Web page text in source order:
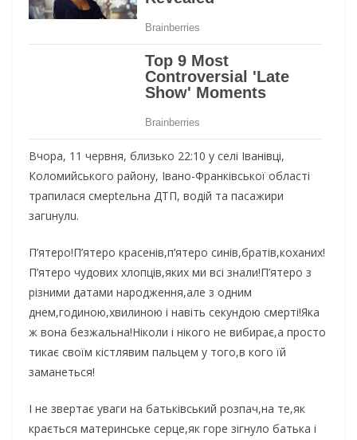
Вчора, 11 червня, близько 22:10 у селі Іванівці,
Коломийського району, Івано-Франківської області
трапилася смерtельна ДТП, водій та пасажири
загuнулu.
П’ятеро!П’ятеро красенів,п’ятеро синів,братів,коханих!
П’ятеро чудових хлопців,яких ми всі знали!П’ятеро з
різними датами народження,але з одним
днем,годиною,хвилиною і навіть секундою смерті!Яка
ж вона безжальна!Ніколи і нікого не вибирає,а просто
тикає своїм кістлявим пальцем у того,в кого їй
заманеться!
І не звертає уваги на батьківський розпач,на те,як
крається материнське серце,як горе зігнуло батька і